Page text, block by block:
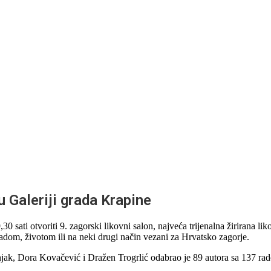
Galeriji grada Krapine
sati otvoriti 9. zagorski likovni salon, najveća trijenalna žirirana
životom ili na neki drugi način vezani za Hrvatsko zagorje.
Dora Kovačević i Dražen Trogrlić odabrao je 89 autora sa 137